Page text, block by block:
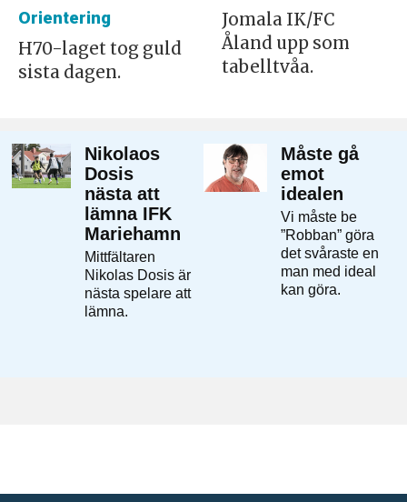
Orientering
H70-laget tog guld
sista dagen.
Jomala IK/FC
Åland upp som
tabelltvåa.